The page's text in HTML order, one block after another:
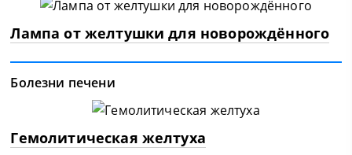
Лампа от желтушки для новорождённого
Болезни печени
Гемолитическая желтуха